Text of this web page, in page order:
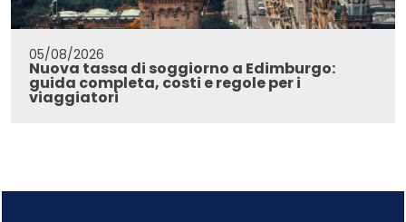
05/08/2026
Nuova tassa di soggiorno a Edimburgo:
guida completa, costi e regole per i
viaggiatori